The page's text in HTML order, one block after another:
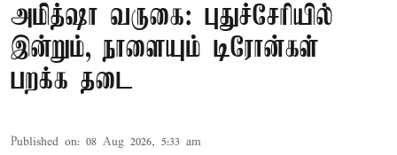
அமித்ஷா வருகை: புதுச்சேரியில்
இன்றும், நாளையும் டிரோன்கள்
பறக்க தடை
Published on: 08 Aug 2026, 5:33 am